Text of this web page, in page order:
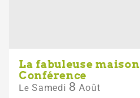
La fabuleuse
Conférence
Le Samedi 8 Août